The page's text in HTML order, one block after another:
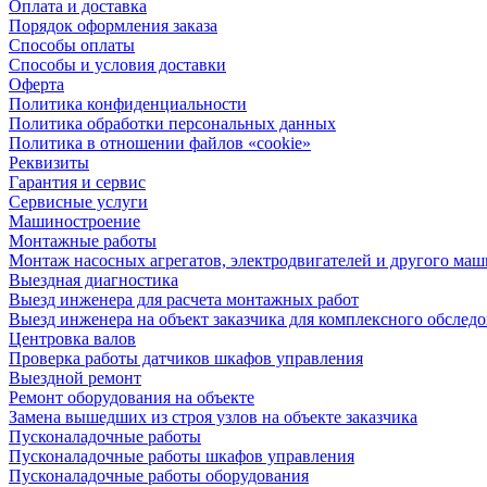
Оплата и доставка
Порядок оформления заказа
Способы оплаты
Способы и условия доставки
Оферта
Политика конфиденциальности
Политика обработки персональных данных
Политика в отношении файлов «cookie»
Реквизиты
Гарантия и сервис
Сервисные услуги
Машиностроение
Монтажные работы
Монтаж насосных агрегатов, электродвигателей и другого
Выездная диагностика
Выезд инженера для расчета монтажных работ
Выезд инженера на объект заказчика для комплексного
Центровка валов
Проверка работы датчиков шкафов управления
Выездной ремонт
Ремонт оборудования на объекте
Замена вышедших из строя узлов на объекте заказчика
Пусконаладочные работы
Пусконаладочные работы шкафов управления
Пусконаладочные работы оборудования